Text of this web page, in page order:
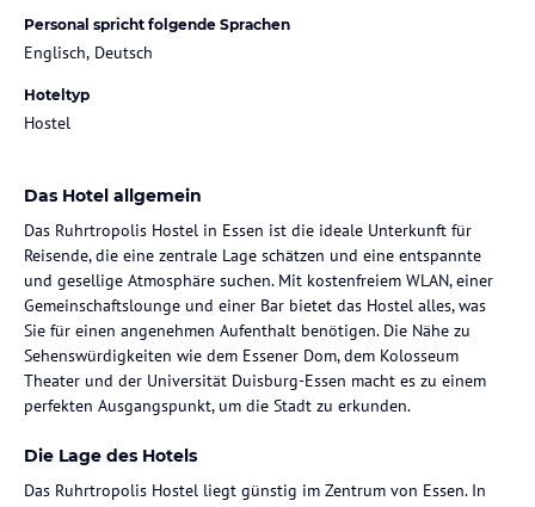
Personal spricht folgende Sprachen
Englisch, Deutsch
Hoteltyp
Hostel
Das Hotel allgemein
Das Ruhrtropolis Hostel in Essen ist die ideale Unterkunft für
Reisende, die eine zentrale Lage schätzen und eine entspannte
und gesellige Atmosphäre suchen. Mit kostenfreiem WLAN, einer
Gemeinschaftslounge und einer Bar bietet das Hostel alles, was
Sie für einen angenehmen Aufenthalt benötigen. Die Nähe zu
Sehenswürdigkeiten wie dem Essener Dom, dem Kolosseum
Theater und der Universität Duisburg-Essen macht es zu einem
perfekten Ausgangspunkt, um die Stadt zu erkunden.
Die Lage des Hotels
Das Ruhrtropolis Hostel liegt günstig im Zentrum von Essen. In